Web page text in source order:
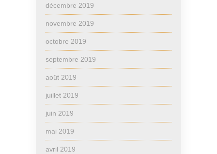
décembre 2019
novembre 2019
octobre 2019
septembre 2019
août 2019
juillet 2019
juin 2019
mai 2019
avril 2019